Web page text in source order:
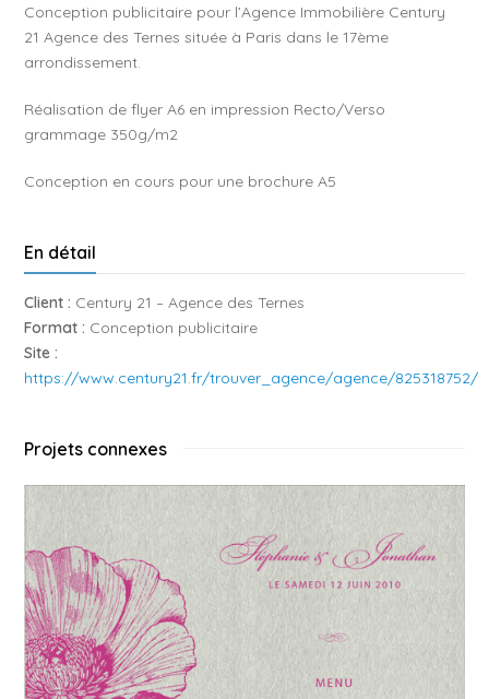
Conception publicitaire pour l’Agence Immobilière Century
21 Agence des Ternes située à Paris dans le 17ème
arrondissement.
Réalisation de flyer A6 en impression Recto/Verso
grammage 350g/m2
Conception en cours pour une brochure A5
En détail
Client : Century 21 – Agence des Ternes
Format : Conception publicitaire
Site :
https://www.century21.fr/trouver_agence/agence/825318752/
Projets connexes